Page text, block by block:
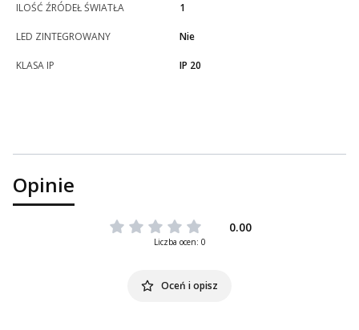
ILOŚĆ ŹRÓDEŁ ŚWIATŁA 1
LED ZINTEGROWANY Nie
KLASA IP IP 20
Opinie
0.00
Liczba ocen: 0
Oceń i opisz